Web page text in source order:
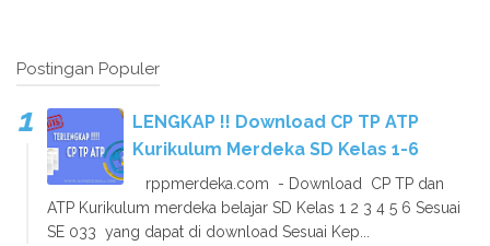
Postingan Populer
LENGKAP !! Download CP TP ATP
Kurikulum Merdeka SD Kelas 1-6
rppmerdeka.com - Download CP TP dan
ATP Kurikulum merdeka belajar SD Kelas 1 2 3 4 5 6 Sesuai
SE 033 yang dapat di download Sesuai Kep...